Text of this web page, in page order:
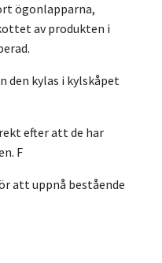
ögonlapparna,
av produkten i
den kylas i kylskåpet
efter att de har
F
att uppnå bestående